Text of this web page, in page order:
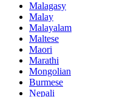
Malagasy
Malay
Malayalam
Maltese
Maori
Marathi
Mongolian
Burmese
Nepali